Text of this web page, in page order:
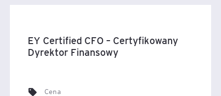
EY Certified CFO – Certyfikowany
Dyrektor Finansowy
Cena